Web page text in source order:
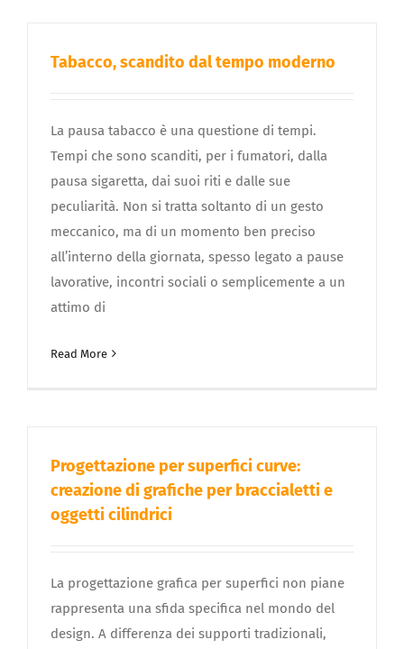
Tabacco, scandito dal tempo moderno
La pausa tabacco è una questione di tempi.
Tempi che sono scanditi, per i fumatori, dalla
pausa sigaretta, dai suoi riti e dalle sue
peculiarità. Non si tratta soltanto di un gesto
meccanico, ma di un momento ben preciso
all’interno della giornata, spesso legato a pause
lavorative, incontri sociali o semplicemente a un
attimo di
Read More
Progettazione per superfici curve:
creazione di grafiche per braccialetti e
oggetti cilindrici
La progettazione grafica per superfici non piane
rappresenta una sfida specifica nel mondo del
design. A differenza dei supporti tradizionali,